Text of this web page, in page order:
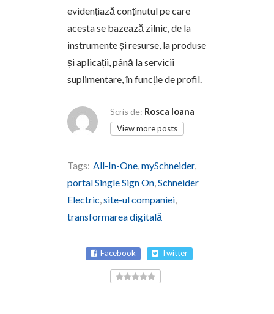
evidențiază conținutul pe care
acesta se bazează zilnic, de la
instrumente și resurse, la produse
și aplicații, până la servicii
suplimentare, în funcție de profil.
Scris de: Rosca Ioana
View more posts
Tags: All-In-One,mySchneider,
portal Single Sign On,Schneider
Electric,site-ul companiei,
transformarea digitală
Facebook Twitter